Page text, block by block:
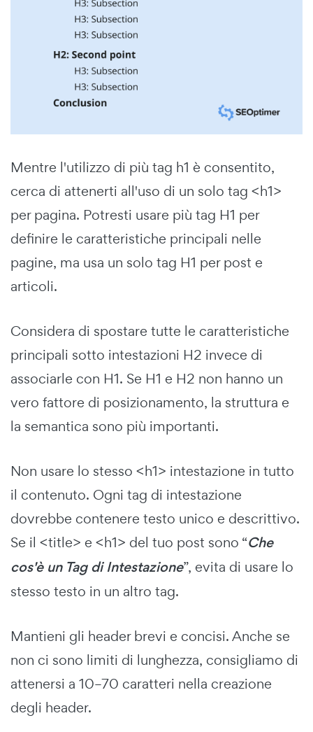
Mentre l'utilizzo di più tag h1 è consentito,
cerca di attenerti all'uso di un solo tag <h1>
per pagina. Potresti usare più tag H1 per
definire le caratteristiche principali nelle
pagine, ma usa un solo tag H1 per post e
articoli.
Considera di spostare tutte le caratteristiche
principali sotto intestazioni H2 invece di
associarle con H1. Se H1 e H2 non hanno un
vero fattore di posizionamento, la struttura e
la semantica sono più importanti.
Non usare lo stesso <h1> intestazione in tutto
il contenuto. Ogni tag di intestazione
dovrebbe contenere testo unico e descrittivo.
Se il <title> e <h1> del tuo post sono “Che
cos'è un Tag di Intestazione”, evita di usare lo
stesso testo in un altro tag.
Mantieni gli header brevi e concisi. Anche se
non ci sono limiti di lunghezza, consigliamo di
attenersi a 10–70 caratteri nella creazione
degli header.